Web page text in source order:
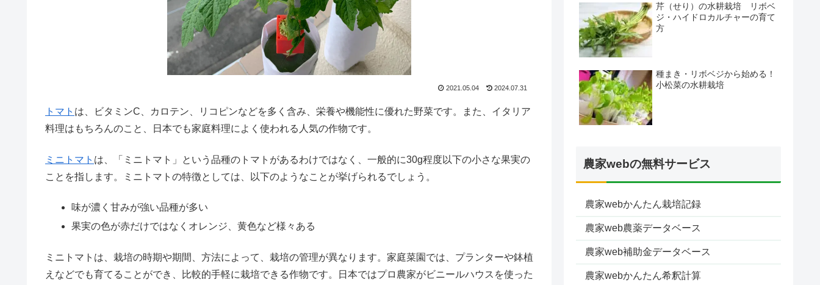
2021.05.04 2024.07.31
トマト は、ビタミンC、カロテン、リコピンなどを多く含み、栄養や機能性に優れた野菜です。また、イタリア
料理はもちろんのこと、日本でも家庭料理によく使われる人気の作物です。
ミニトマト は、「ミニトマト」という品種のトマトがあるわけではなく、一般的に30g程度以下の小さな果実の
ことを指します。ミニトマトの特徴としては、以下のようなことが挙げられるでしょう。
味が濃く甘みが強い品種が多い
果実の色が赤だけではなくオレンジ、黄色など様々ある
ミニトマトは、栽培の時期や期間、方法によって、栽培の管理が異なります。家庭菜園では、プランターや鉢植
えなどでも育てることができ、比較的手軽に栽培できる作物です。日本ではプロ農家がビニールハウスを使った
芹（せり）の水耕栽培 リボベ
ジ・ハイドロカルチャーの育て
方
種まき・リボベジから始める！
小松菜の水耕栽培
農家webの無料サービス
農家webかんたん栽培記録
農家web農薬データベース
農家web補助金データベース
農家webかんたん希釈計算